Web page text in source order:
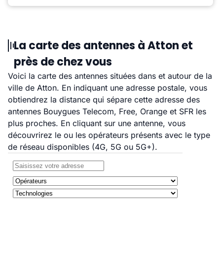
La carte des antennes à Atton et
près de chez vous
Voici la carte des antennes situées dans et autour de la
ville de Atton. En indiquant une adresse postale, vous
obtiendrez la distance qui sépare cette adresse des
antennes Bouygues Telecom, Free, Orange et SFR les
plus proches. En cliquant sur une antenne, vous
découvrirez le ou les opérateurs présents avec le type
de réseau disponibles (4G, 5G ou 5G+).